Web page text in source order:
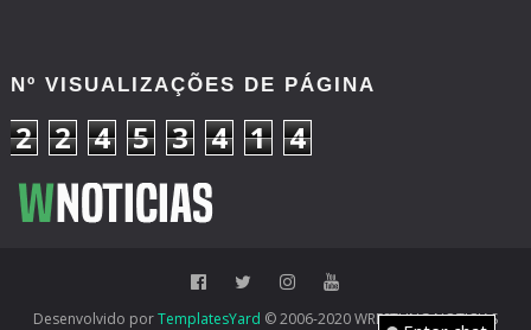
Nº VISUALIZAÇÕES DE PÁGINA
2 2 4 5 3 4 1 4
Desenvolvido porTemplatesYard © 2006-2020 WRESTLING NOTICIAS